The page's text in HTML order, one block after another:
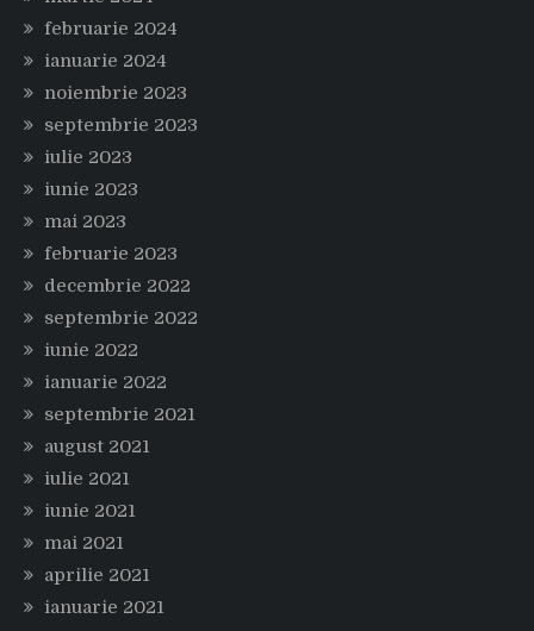
februarie 2024
ianuarie 2024
noiembrie 2023
septembrie 2023
iulie 2023
iunie 2023
mai 2023
februarie 2023
decembrie 2022
septembrie 2022
iunie 2022
ianuarie 2022
septembrie 2021
august 2021
iulie 2021
iunie 2021
mai 2021
aprilie 2021
ianuarie 2021